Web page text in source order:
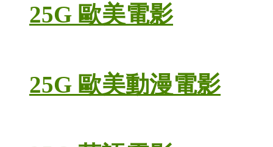
25G 歐美電影
25G 歐美動漫電影